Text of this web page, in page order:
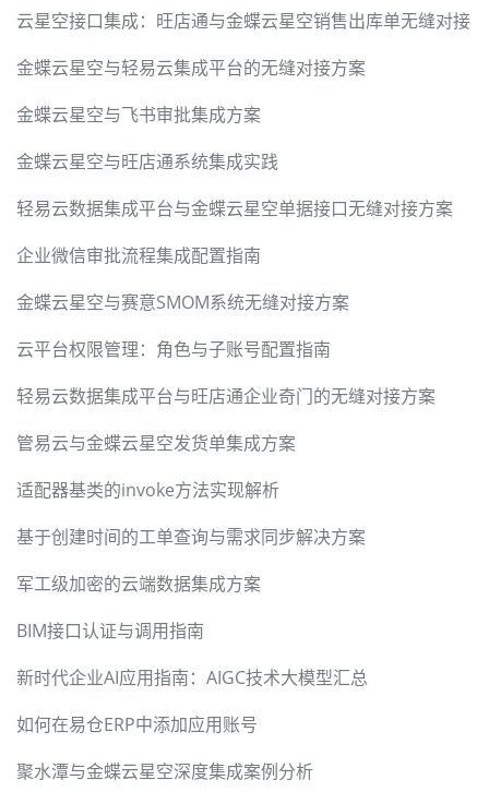
云星空接口集成：旺店通与金蝶云星空销售出库单无缝对接
金蝶云星空与轻易云集成平台的无缝对接方案
金蝶云星空与飞书审批集成方案
金蝶云星空与旺店通系统集成实践
轻易云数据集成平台与金蝶云星空单据接口无缝对接方案
企业微信审批流程集成配置指南
金蝶云星空与赛意SMOM系统无缝对接方案
云平台权限管理：角色与子账号配置指南
轻易云数据集成平台与旺店通企业奇门的无缝对接方案
管易云与金蝶云星空发货单集成方案
适配器基类的invoke方法实现解析
基于创建时间的工单查询与需求同步解决方案
军工级加密的云端数据集成方案
BIM接口认证与调用指南
新时代企业AI应用指南：AIGC技术大模型汇总
如何在易仓ERP中添加应用账号
聚水潭与金蝶云星空深度集成案例分析